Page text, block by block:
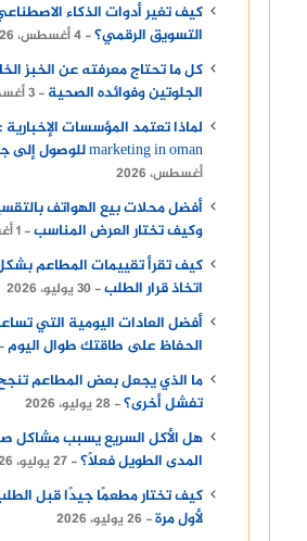
كيف تغير أدوات الذكاء
التسويق الرقمي؟
4 أغسطس، 2026
كل ما تحتاج معرفته عن الخبز
الجلوتين وفوائده الصحية
3 أغسطس، 2026
marketing in oman للوصول إلى جمهور أكبر؟
أغسطس، 2026
أفضل محلات بيع الهواتف
وكيف تختار العرض المناسب
1 أغسطس، 2026
كيف تقرأ تقييمات المطاعم
اتخاذ قرار الطلب
30 يوليو، 2026
أفضل العادات اليومية التي
الحفاظ على طاقتك طوال اليوم
ما الذي يجعل بعض المطاعم
تفشل أخرى؟
28 يوليو، 2026
هل الأكل السريع يسبب مشاكل
المدى الطويل فعلًا؟
27 يوليو، 2026
كيف تختار مطعمًا جيدًا قبل الطلب
لأول مرة
26 يوليو، 2026